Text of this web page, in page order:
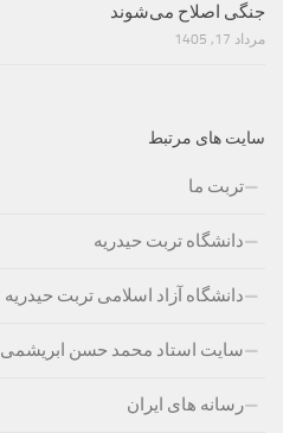
جنگی اصلاح می‌شوند
مرداد 17, 1405
سایت های مرتبط
تربت ما
دانشگاه تربت حیدریه
دانشگاه آزاد اسلامی تربت حیدریه
سایت استاد محمد حسن ابریشمی
رسانه های ایران